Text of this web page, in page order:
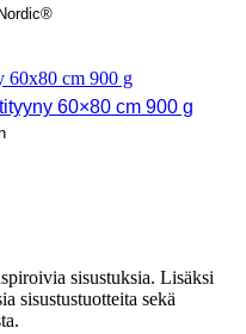
60×80 cm 900 g
sisustuksia. Lisäksi
sisustustuotteita sekä